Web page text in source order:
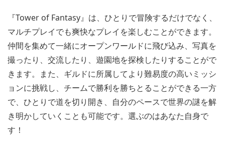
『Tower of Fantasy』は、ひとりで冒険するだけでなく、
マルチプレイでも爽快なプレイを楽しむことができます。
仲間を集めて一緒にオープンワールドに飛び込み、写真を
撮ったり、交流したり、遊園地を探検したりすることがで
きます。また、ギルドに所属してより難易度の高いミッシ
ョンに挑戦し、チームで勝利を勝ちとることができる一方
で、ひとりで道を切り開き、自分のペースで世界の謎を解
き明かしていくことも可能です。選ぶのはあなた自身で
す！